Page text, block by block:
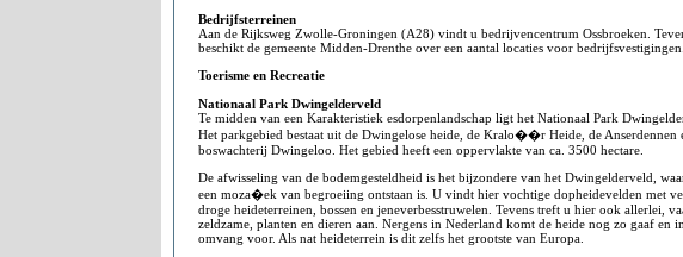
Bedrijfsterreinen
Aan de Rijksweg Zwolle-Groningen (A28) vindt u bedrijvencentrum Ossbroeken.
beschikt de gemeente Midden-Drenthe over een aantal locaties voor bedrijfsvestigingen.
Toerisme en Recreatie
Nationaal Park Dwingelderveld
Te midden van een Karakteristiek esdorpenlandschap ligt het Nationaal Park
Het parkgebied bestaat uit de Dwingelose heide, de Kralo��r Heide, de Anserdennen
boswachterij Dwingeloo. Het gebied heeft een oppervlakte van ca. 3500 hectare.
De afwisseling van de bodemgesteldheid is het bijzondere van het Dwingelderveld,
een moza�ek van begroeiing ontstaan is. U vindt hier vochtige dopheidevelden met
droge heideterreinen, bossen en jeneverbesstruwelen. Tevens treft u hier ook allerlei,
zeldzame, planten en dieren aan. Nergens in Nederland komt de heide nog zo gaaf en
omvang voor. Als nat heideterrein is dit zelfs het grootste van Europa.